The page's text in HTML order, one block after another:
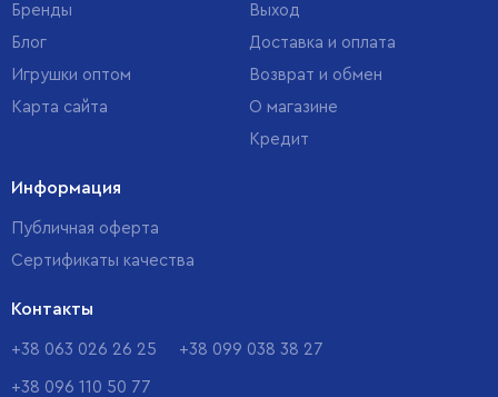
Бренды
Блог
Игрушки оптом
Карта сайта
Выход
Доставка и оплата
Возврат и обмен
О магазине
Кредит
Информация
Публичная оферта
Сертификаты качества
Контакты
+38 063 026 26 25 +38 099 038 38 27
+38 096 110 50 77